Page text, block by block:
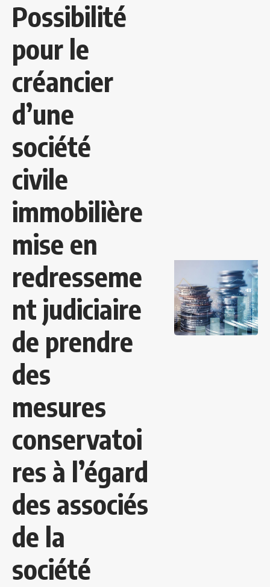
Possibilité
pour le
créancier
d’une
société
civile
immobilière
mise en
redresseme
nt judiciaire
de prendre
des
mesures
conservatoi
res à l’égard
des associés
de la
société